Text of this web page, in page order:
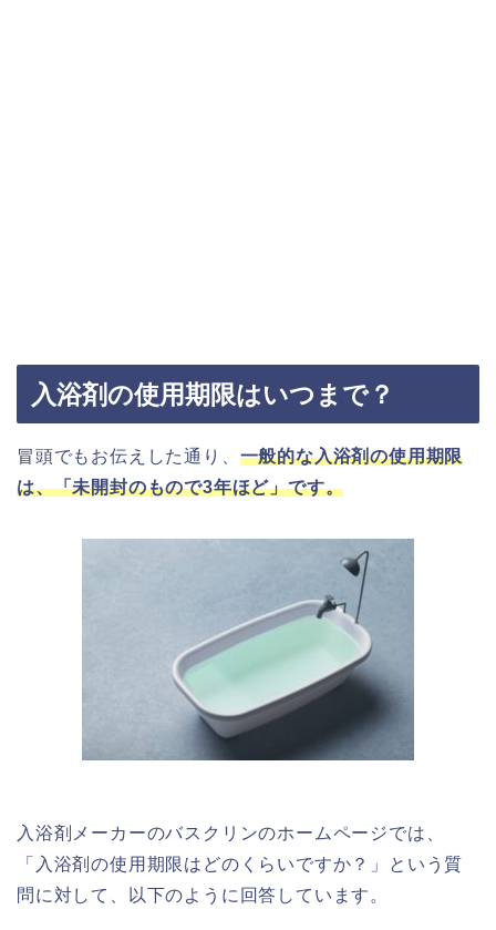
入浴剤の使用期限はいつまで？
冒頭でもお伝えした通り、 一般的な入浴剤の使用期限
は、「未開封のもので3年ほど」です。
入浴剤メーカーのバスクリンのホームページでは、
「入浴剤の使用期限はどのくらいですか？」という質
問に対して、以下のように回答しています。